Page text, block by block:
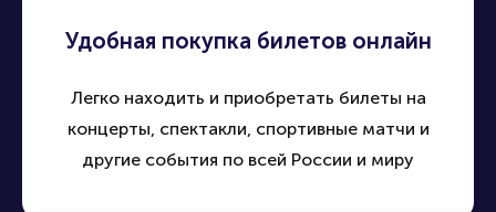
Удобная покупка билетов онлайн
Легко находить и приобретать билеты на
концерты, спектакли, спортивные матчи и
другие события по всей России и миру